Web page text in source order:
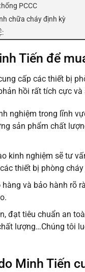
PCCC
chữa cháy định kỳ
Tiến để
cấp các thiết bị
hồi rất tích cực
nghiệm trong lĩnh
sản phẩm chất
kinh nghiệm sẽ tư
thiết bị phòng cháy
và bảo hành rõ
đạt tiêu chuẩn an
lượng…Chúng tôi
Minh Tiến